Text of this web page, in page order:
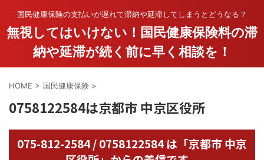
国民健康保険の支払いが遅れて滞納や延滞してしまうとどうなる？
無視してはいけない！国民健康保険料の滞
納や延滞が続く前に早く相談を！
HOME > 国民健康保険 >
0758122584は京都市 中京区役所
075-812-2584 / 0758122584 は「京都市 中京